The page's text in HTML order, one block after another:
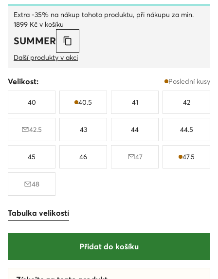
Extra -35% na nákup tohoto produktu, při nákupu za min.
1899 Kč v košíku
SUMMER
Další produkty v akci
Velikost: Poslední kusy
40 40.5 41 42
42.5 43 44 44.5
45 46 47 47.5
48
Tabulka velikostí
Přidat do košíku